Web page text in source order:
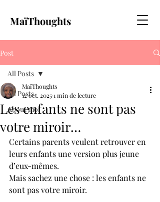
MaïThoughts
Post
All Posts
About moi
All Posts
Les enfants ne sont pas
votre miroir…
MaïThoughts
12 oct. 20251 min de lecture
Certains parents veulent retrouver en
leurs enfants une version plus jeune
d’eux-mêmes.
Mais sachez une chose : les enfants ne
sont pas votre miroir.